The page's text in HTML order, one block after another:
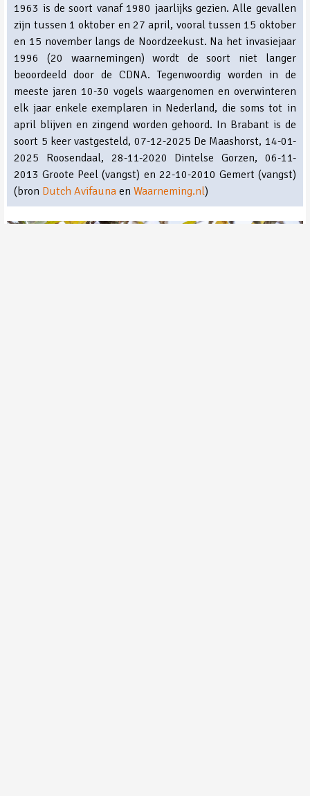
1963 is de soort vanaf 1980 jaarlijks gezien. Alle gevallen
zijn tussen 1 oktober en 27 april, vooral tussen 15 oktober
en 15 november langs de Noordzeekust. Na het invasiejaar
1996 (20 waarnemingen) wordt de soort niet langer
beoordeeld door de CDNA. Tegenwoordig worden in de
meeste jaren 10-30 vogels waargenomen en overwinteren
elk jaar enkele exemplaren in Nederland, die soms tot in
april blijven en zingend worden gehoord. In Brabant is de
soort 5 keer vastgesteld, 07-12-2025 De Maashorst, 14-01-
2025 Roosendaal, 28-11-2020 Dintelse Gorzen, 06-11-
2013 Groote Peel (vangst) en 22-10-2010 Gemert (vangst)
(bron Dutch Avifauna enWaarneming.nl)